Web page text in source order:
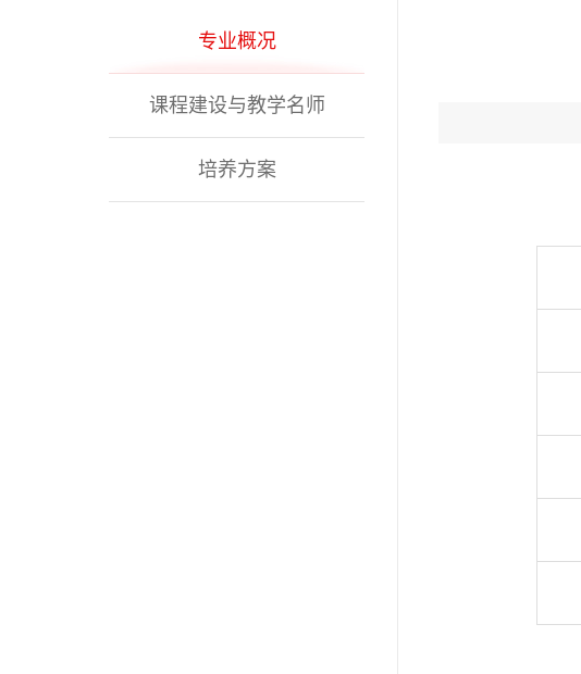
专业概况
课程建设与教学名师
培养方案